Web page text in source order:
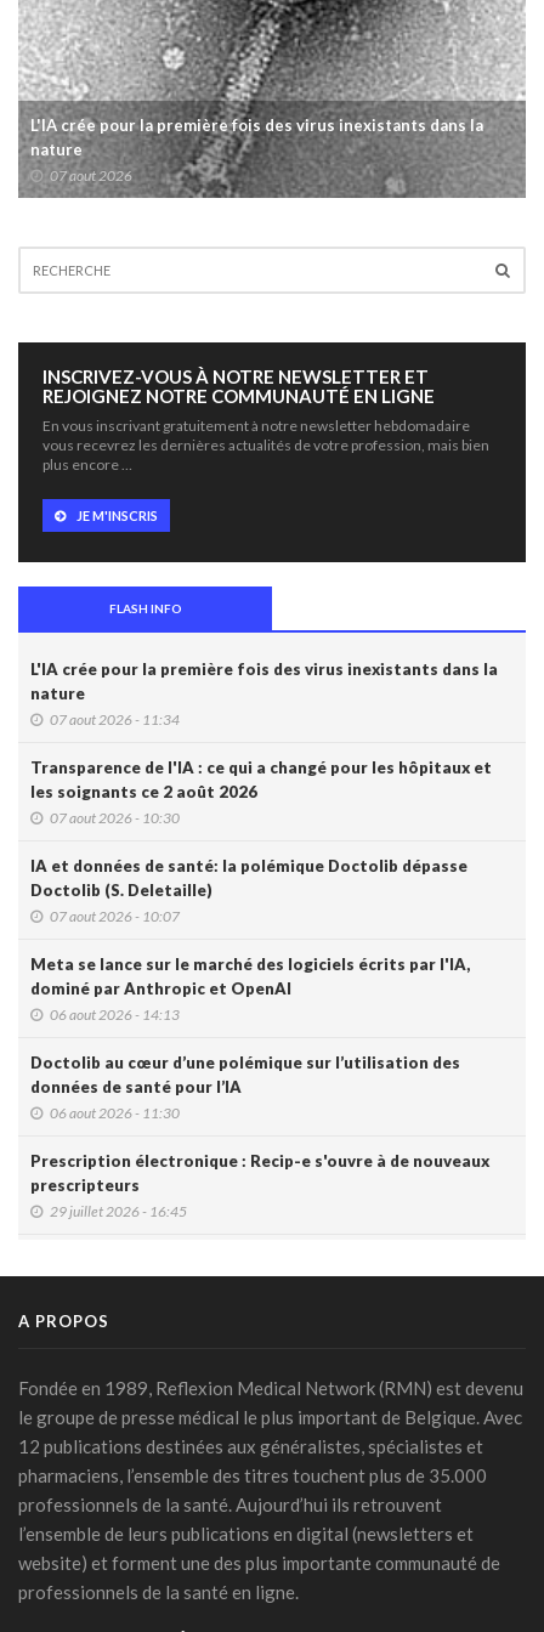
L'IA crée pour la première fois des virus inexistants dans la
nature
07 aout 2026
INSCRIVEZ-VOUS À NOTRE NEWSLETTER ET
REJOIGNEZ NOTRE COMMUNAUTÉ EN LIGNE
En vous inscrivant gratuitement à notre newsletter hebdomadaire
vous recevrez les dernières actualités de votre profession, mais bien
plus encore …
JE M'INSCRIS
FLASH INFO
L'IA crée pour la première fois des virus inexistants dans la
nature
07 aout 2026 - 11:34
Transparence de l'IA : ce qui a changé pour les hôpitaux et
les soignants ce 2 août 2026
07 aout 2026 - 10:30
IA et données de santé: la polémique Doctolib dépasse
Doctolib (S. Deletaille)
07 aout 2026 - 10:07
Meta se lance sur le marché des logiciels écrits par l'IA,
dominé par Anthropic et OpenAI
06 aout 2026 - 14:13
Doctolib au cœur d’une polémique sur l’utilisation des
données de santé pour l’IA
06 aout 2026 - 11:30
Prescription électronique : Recip-e s'ouvre à de nouveaux
prescripteurs
29 juillet 2026 - 16:45
médicaux arrive
24 juillet 2026 - 09:14
France: le Parlement interdit les réseaux sociaux aux moins
de 15 ans, première en Europe
21 juillet 2026 - 20:39
L'Ares finance un projet d'IA pour renforcer le diagnostic de
la malaria en RDC
17 juillet 2026 - 14:55
A PROPOS
Fondée en 1989, Reflexion Medical Network (RMN) est devenu
le groupe de presse médical le plus important de Belgique. Avec
12 publications destinées aux généralistes, spécialistes et
pharmaciens, l’ensemble des titres touchent plus de 35.000
professionnels de la santé. Aujourd’hui ils retrouvent
l’ensemble de leurs publications en digital (newsletters et
website) et forment une des plus importante communauté de
professionnels de la santé en ligne.